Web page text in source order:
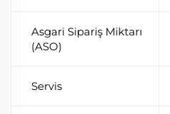
Asgari Sipariş Miktarı
(ASO)
Servis